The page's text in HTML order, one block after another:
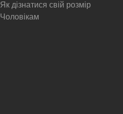
Як дізнатися свій розмір
Чоловікам